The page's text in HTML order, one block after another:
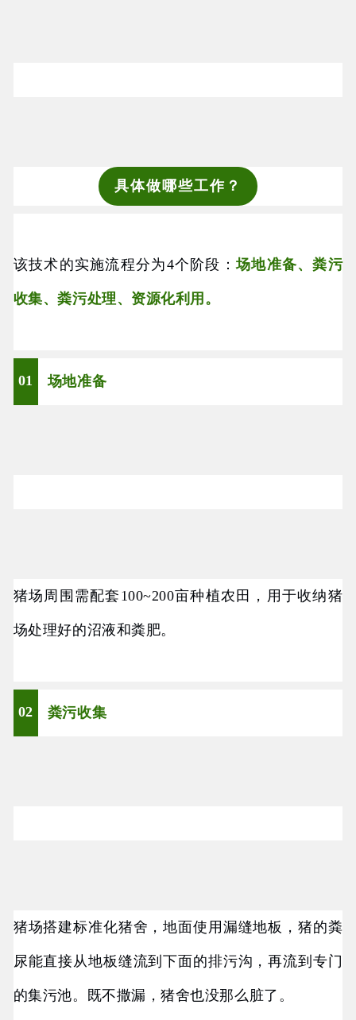
具体做哪些工作？
该技术的实施流程分为4个阶段：场地准备、粪污
收集、粪污处理、资源化利用。
01 场地准备
猪场周围需配套100~200亩种植农田，用于收纳猪
场处理好的沼液和粪肥。
02 粪污收集
猪场搭建标准化猪舍，地面使用漏缝地板，猪的粪
尿能直接从地板缝流到下面的排污沟，再流到专门
的集污池。既不撒漏，猪舍也没那么脏了。